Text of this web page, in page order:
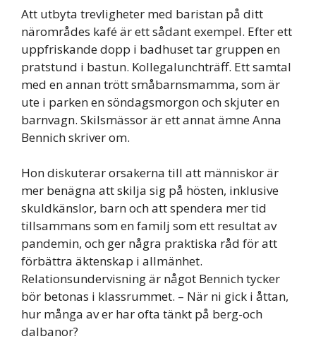
Att utbyta trevligheter med baristan på ditt
närområdes kafé är ett sådant exempel. Efter ett
uppfriskande dopp i badhuset tar gruppen en
pratstund i bastun. Kollegalunchträff. Ett samtal
med en annan trött småbarnsmamma, som är
ute i parken en söndagsmorgon och skjuter en
barnvagn. Skilsmässor är ett annat ämne Anna
Bennich skriver om.
Hon diskuterar orsakerna till att människor är
mer benägna att skilja sig på hösten, inklusive
skuldkänslor, barn och att spendera mer tid
tillsammans som en familj som ett resultat av
pandemin, och ger några praktiska råd för att
förbättra äktenskap i allmänhet.
Relationsundervisning är något Bennich tycker
bör betonas i klassrummet. – När ni gick i åttan,
hur många av er har ofta tänkt på berg-och
dalbanor?